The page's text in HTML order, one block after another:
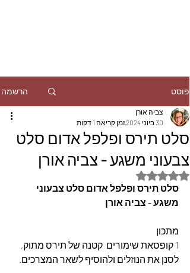
פוסט הרשמה
סלט תירס ופלפל אדום סלט
צבעוני משגע - צביה אורן
צביה אורן
30 ביוני 2024
זמן קריאה 1 דקות
דירוג של NaN מתוך 5 כוכבים
סלט תירס ופלפל אדום סלט צבעוני
משגע - צביה אורן
מתכון
1 קופסאת שימורים  קטנה של תירס מתוק,
לסנן את הנוזלים ולהוסיף לשאר המצרכים.